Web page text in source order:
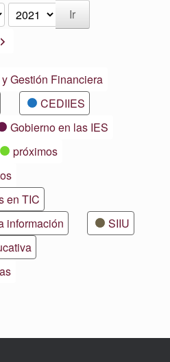
Siguiente
Gestión Financiera
CEDIIES
Gobierno en las IES
próximos
en TIC
información
SIIU